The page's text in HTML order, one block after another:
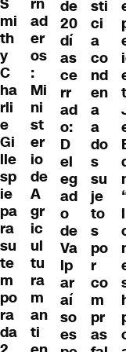
S
mi
th
y
C
ha
rli
e
Gi
lle
sp
ie
pa
ra
su
te
m
po
ra
da
rn
ad
er
os
:
Mi
ni
st
er
io
de
A
gr
ic
ul
tu
ra
m
an
ti
de
20
dí
as
ce
rr
ad
o:
D
el
eg
ad
o
de
Va
lp
ar
aí
so
es
sti
ci
a
co
nd
en
a
a
do
s
su
je
to
s
po
r
co
m
pr
as
l